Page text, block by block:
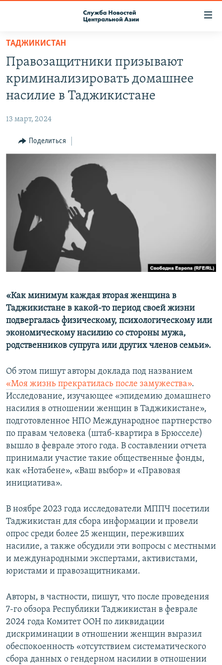
Вернуться
основному
содержанию
Вернутся
главной
навигации
Вернутся
ПОДПИСКА
КОНТАКТЫ
НАСТОЯЩЕЕ ВРЕМЯ
МИГРАНТ МЕДИА
ТАДЖИКИСТАН
Правозащитники призывают
криминализировать домашнее
насилие в Таджикистане
13 март, 2024
Поделиться
«Как минимум каждая вторая женщина в
Таджикистане в какой-то период своей жизни
подвергалась физическому, психологическому или
экономическому насилию со стороны мужа,
родственников супруга или других членов семьи».
Об этом пишут авторы доклада под названием
«Моя жизнь прекратилась после замужества».
Исследование, изучающее «эпидемию домашнего
насилия в отношении женщин в Таджикистане»,
подготовленное НПО Международное партнерство
по правам человека (штаб-квартира в Брюсселе)
вышло в феврале этого года. В составлении отчета
принимали участие такие общественные фонды,
как «Нотабене», «Ваш выбор» и «Правовая
инициатива».
В ноябре 2023 года исследователи МППЧ посетили
Таджикистан для сбора информации и провели
опрос среди более 25 женщин, переживших
насилие, а также обсудили эти вопросы с местными
и международными экспертами, активистами,
юристами и правозащитниками.
Авторы, в частности, пишут, что после проведения
7-го обзора Республики Таджикистан в феврале
2024 года Комитет ООН по ликвидации
дискриминации в отношении женщин выразил
обеспокоенность «отсутствием систематического
сбора данных о гендерном насилии в отношении